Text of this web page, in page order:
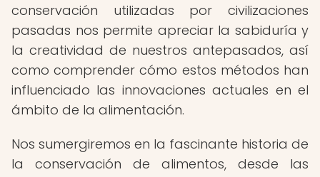
conservación utilizadas por civilizaciones
pasadas nos permite apreciar la sabiduría y
la creatividad de nuestros antepasados, así
como comprender cómo estos métodos han
influenciado las innovaciones actuales en el
ámbito de la alimentación.
Nos sumergiremos en la fascinante historia de
la conservación de alimentos, desde las